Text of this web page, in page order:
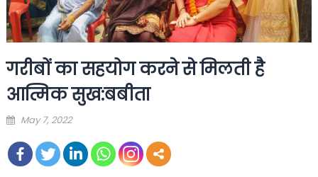
गरीबों का सहयोग करने से मिलती है
आत्मिक सुख:बबीता
Posted
May 7, 2022